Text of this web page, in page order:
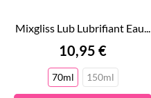
Mixgliss Lub Lubrifiant Eau...
Prix
10,95 €
70ml 150ml